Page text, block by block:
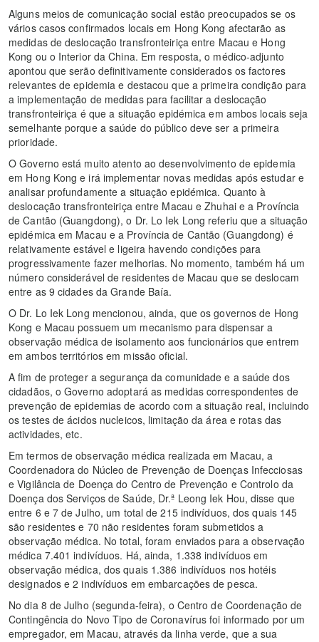
Alguns meios de comunicação social estão preocupados se os
vários casos confirmados locais em Hong Kong afectarão as
medidas de deslocação transfronteiriça entre Macau e Hong
Kong ou o Interior da China. Em resposta, o médico-adjunto
apontou que serão definitivamente considerados os factores
relevantes de epidemia e destacou que a primeira condição para
a implementação de medidas para facilitar a deslocação
transfronteiriça é que a situação epidémica em ambos locais seja
semelhante porque a saúde do público deve ser a primeira
prioridade.
O Governo está muito atento ao desenvolvimento de epidemia
em Hong Kong e irá implementar novas medidas após estudar e
analisar profundamente a situação epidémica. Quanto à
deslocação transfronteiriça entre Macau e Zhuhai e a Província
de Cantão (Guangdong), o Dr. Lo Iek Long referiu que a situação
epidémica em Macau e a Província de Cantão (Guangdong) é
relativamente estável e ligeira havendo condições para
progressivamente fazer melhorias. No momento, também há um
número considerável de residentes de Macau que se deslocam
entre as 9 cidades da Grande Baía.
O Dr. Lo Iek Long mencionou, ainda, que os governos de Hong
Kong e Macau possuem um mecanismo para dispensar a
observação médica de isolamento aos funcionários que entrem
em ambos territórios em missão oficial.
A fim de proteger a segurança da comunidade e a saúde dos
cidadãos, o Governo adoptará as medidas correspondentes de
prevenção de epidemias de acordo com a situação real, incluindo
os testes de ácidos nucleicos, limitação da área e rotas das
actividades, etc.
Em termos de observação médica realizada em Macau, a
Coordenadora do Núcleo de Prevenção de Doenças Infecciosas
e Vigilância de Doença do Centro de Prevenção e Controlo da
Doença dos Serviços de Saúde, Dr.ª Leong Iek Hou, disse que
entre 6 e 7 de Julho, um total de 215 indivíduos, dos quais 145
são residentes e 70 não residentes foram submetidos a
observação médica. No total, foram enviados para a observação
médica 7.401 indivíduos. Há, ainda, 1.338 indivíduos em
observação médica, dos quais 1.386 indivíduos nos hotéis
designados e 2 indivíduos em embarcações de pesca.
No dia 8 de Julho (segunda-feira), o Centro de Coordenação de
Contingência do Novo Tipo de Coronavírus foi informado por um
empregador, em Macau, através da linha verde, que a sua